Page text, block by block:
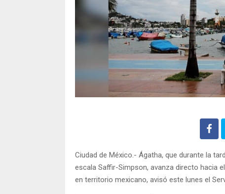
Ciudad de México.- Ágatha, que durante la
escala Saffir-Simpson, avanza directo hacia
en territorio mexicano, avisó este lunes el